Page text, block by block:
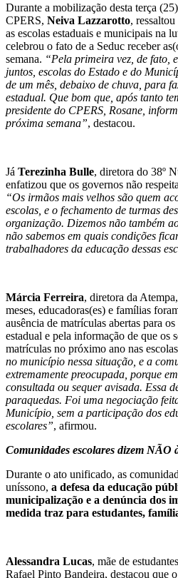
Durante a mobilização desta terça
CPERS, Neiva Lazzarotto,
as escolas estaduais e municipais na
celebrou o fato de a Seduc receber
semana. “Pela primeira vez, de fato,
juntos, escolas do Estado e do
de um mês, debaixo de chuva, para
estadual. Que bom que, após tanto
presidente do CPERS, Rosane,
próxima semana”, destacou.
Já Terezinha Bulle, diretora do 38º
enfatizou que os governos não
“Os irmãos mais velhos são quem
escolas, e o fechamento de turmas
organização. Dizemos não também
não sabemos em quais condições
trabalhadores da educação dessas
Márcia Ferreira, diretora da
meses, educadoras(es) e famílias
ausência de matrículas abertas para
estadual e pela informação de que os
matrículas no próximo ano nas
no município nessa situação, e a
extremamente preocupada, porque
consultada ou sequer avisada. Essa
paraquedas. Foi uma negociação
Município, sem a participação dos
escolares”, afirmou.
Comunidades escolares dizem NÃO
Durante o ato unificado, as
uníssono, a defesa da educação
municipalização e a denúncia dos
medida traz para estudantes,
Alessandra Lucas, mãe de
Rafael Pinto Bandeira, destacou que